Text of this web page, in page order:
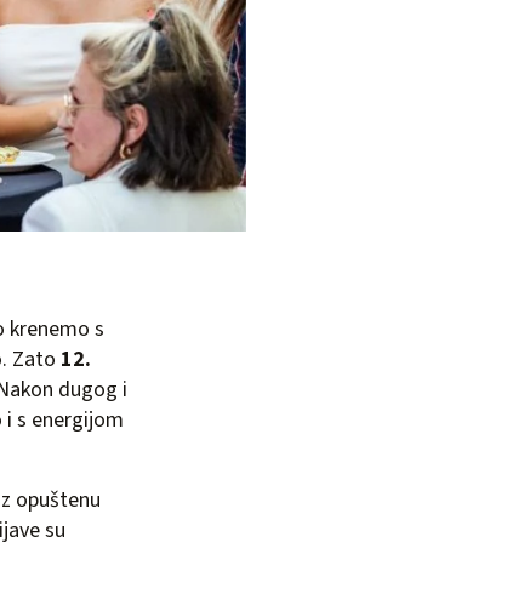
krenemo s
Zato 12.
dugog i
s energijom
opuštenu
su